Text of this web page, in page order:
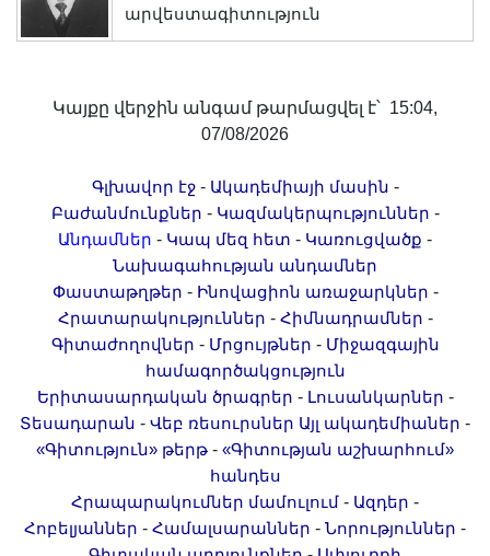
Գիտական արդյունքներ
Սփյուռքի գիտնականները
ամբիոն
Մեր երախտավորները
Հայտարարություններ
Կայքի քարտեզ
Որոնում
արվեստագիտություն
Կայքը վերջին անգամ թարմացվել է՝ 15:04,
07/08/2026
Գլխավոր էջ- Ակադեմիայի մասին -
Բաժանմունքներ - Կազմակերպություններ -
Անդամներ - Կապ մեզ հետ - Կառուցվածք -
Նախագահության անդամներ
Փաստաթղթեր - Ինովացիոն առաջարկներ -
Հրատարակություններ - Հիմնադրամներ -
Գիտաժողովներ - Մրցույթներ - Միջազգային
համագործակցություն
Երիտասարդական ծրագրեր - Լուսանկարներ -
Տեսադարան - Վեբ ռեսուրսներ Այլ ակադեմիաներ -
«Գիտություն» թերթ - «Գիտության աշխարհում»
հանդես
Հրապարակումներ մամուլում - Ազդեր -
Հոբելյաններ - Համալսարաններ - Նորություններ -